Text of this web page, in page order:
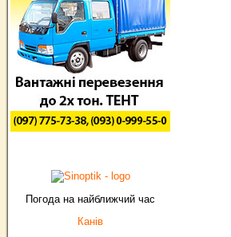
Погода на найближчий час
Канів